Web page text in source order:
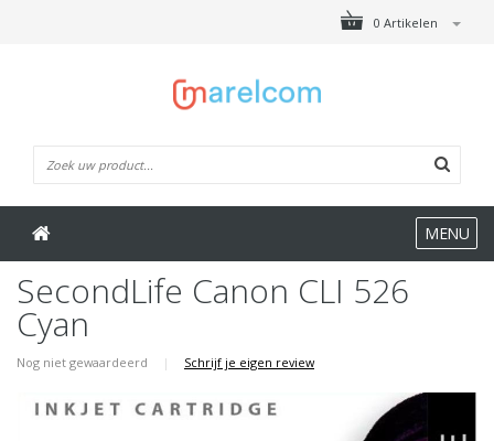
0 Artikelen
MENU
SecondLife Canon CLI 526
Cyan
Nog niet gewaardeerd | Schrijf je eigen review